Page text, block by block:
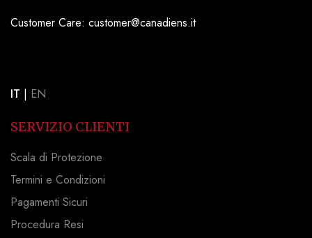
Customer Care: customer@canadiens.it
IT | EN
SERVIZIO CLIENTI
Scala di Protezione
Termini e Condizioni
Pagamenti Sicuri
Procedura Resi